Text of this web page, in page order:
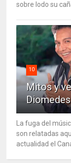
sobre lodo su
10
Mitos y
Diomedes
La fuga del
son relatadas
actualidad el